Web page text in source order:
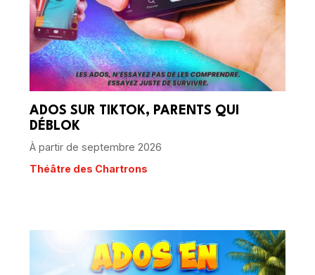
ADOS SUR TIKTOK, PARENTS QUI
DÉBLOK
À partir de septembre 2026
Théâtre des Chartrons